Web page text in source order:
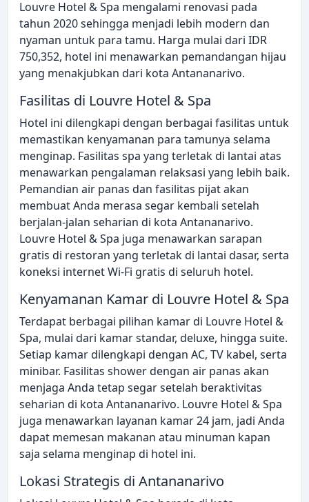
Louvre Hotel & Spa mengalami renovasi pada
tahun 2020 sehingga menjadi lebih modern dan
nyaman untuk para tamu. Harga mulai dari IDR
750,352, hotel ini menawarkan pemandangan hijau
yang menakjubkan dari kota Antananarivo.
Fasilitas di Louvre Hotel & Spa
Hotel ini dilengkapi dengan berbagai fasilitas untuk
memastikan kenyamanan para tamunya selama
menginap. Fasilitas spa yang terletak di lantai atas
menawarkan pengalaman relaksasi yang lebih baik.
Pemandian air panas dan fasilitas pijat akan
membuat Anda merasa segar kembali setelah
berjalan-jalan seharian di kota Antananarivo.
Louvre Hotel & Spa juga menawarkan sarapan
gratis di restoran yang terletak di lantai dasar, serta
koneksi internet Wi-Fi gratis di seluruh hotel.
Kenyamanan Kamar di Louvre Hotel & Spa
Terdapat berbagai pilihan kamar di Louvre Hotel &
Spa, mulai dari kamar standar, deluxe, hingga suite.
Setiap kamar dilengkapi dengan AC, TV kabel, serta
minibar. Fasilitas shower dengan air panas akan
menjaga Anda tetap segar setelah beraktivitas
seharian di kota Antananarivo. Louvre Hotel & Spa
juga menawarkan layanan kamar 24 jam, jadi Anda
dapat memesan makanan atau minuman kapan
saja selama menginap di hotel ini.
Lokasi Strategis di Antananarivo